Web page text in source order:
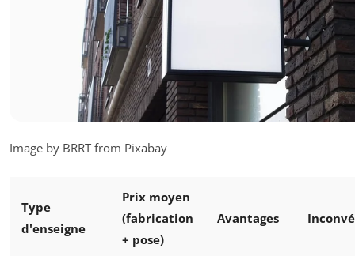
Image by BRRT from Pixabay
Type
d'enseigne
Prix moyen
(fabrication
+ pose)
Avantages